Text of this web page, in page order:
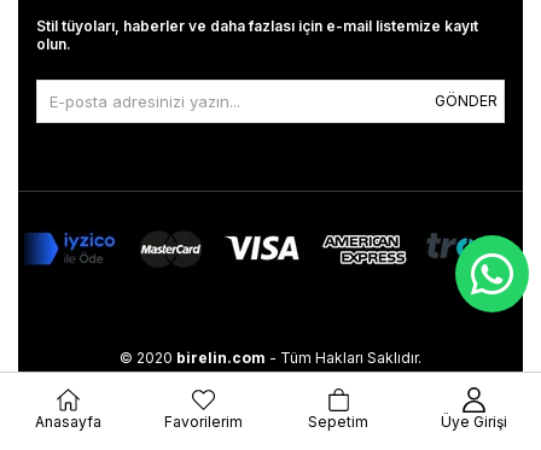
Stil tüyoları, haberler ve daha fazlası için e-mail listemize kayıt
olun.
GÖNDER
© 2020 birelin.com - Tüm Hakları Saklıdır.
Anasayfa Favorilerim Sepetim Üye Girişi